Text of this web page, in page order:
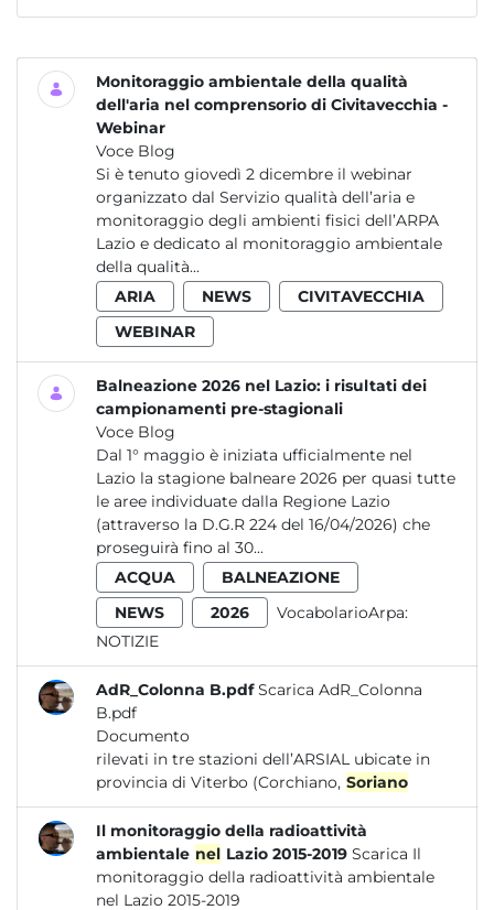
Monitoraggio ambientale della qualità
dell'aria nel comprensorio di Civitavecchia -
Webinar
Voce Blog
Si è tenuto giovedì 2 dicembre il webinar
organizzato dal Servizio qualità dell’aria e
monitoraggio degli ambienti fisici dell’ARPA
Lazio e dedicato al monitoraggio ambientale
della qualità...
ARIA
NEWS
CIVITAVECCHIA
WEBINAR
Balneazione 2026 nel Lazio: i risultati dei
campionamenti pre-stagionali
Voce Blog
Dal 1° maggio è iniziata ufficialmente nel
Lazio la stagione balneare 2026 per quasi tutte
le aree individuate dalla Regione Lazio
(attraverso la D.G.R 224 del 16/04/2026) che
proseguirà fino al 30...
ACQUA
BALNEAZIONE
NEWS
2026
VocabolarioArpa:
NOTIZIE
AdR_Colonna B.pdf Scarica AdR_Colonna
B.pdf
Documento
rilevati in tre stazioni dell’ARSIAL ubicate in
provincia di Viterbo (Corchiano, Soriano
Il monitoraggio della radioattività
ambientale nel Lazio 2015-2019 Scarica Il
monitoraggio della radioattività ambientale
nel Lazio 2015-2019